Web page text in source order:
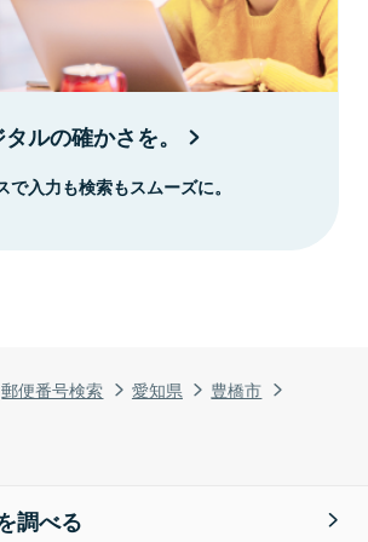
郵便番号検索 愛知県
豊橋市
ルの確かさを。
入力も検索もスムーズに。
調べる